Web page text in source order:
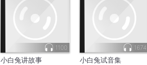
1100
小白兔讲故事
1674
小白兔试音集